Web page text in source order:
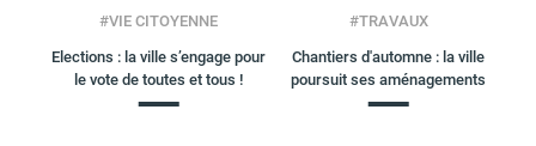
Pré-déclarer un sinistre Mon logement sécurisé
#VIE CITOYENNE
Elections : la ville s’engage pour
le vote de toutes et tous !
#TRAVAUX
Chantiers d'automne : la ville
poursuit ses aménagements